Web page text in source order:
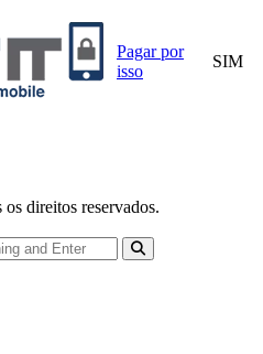
Pagar por
isso
SIM
direitos reservados.